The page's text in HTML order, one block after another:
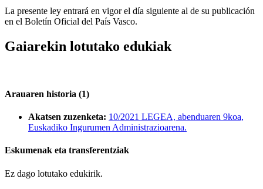
La presente ley entrará en vigor el día siguiente al de su publicación
en el Boletín Oficial del País Vasco.
Gaiarekin lotutako edukiak
Arauaren historia (1)
Akatsen zuzenketa: 10/2021 LEGEA, abenduaren 9koa,
Euskadiko Ingurumen Administrazioarena.
Eskumenak eta transferentziak
Ez dago lotutako edukirik.